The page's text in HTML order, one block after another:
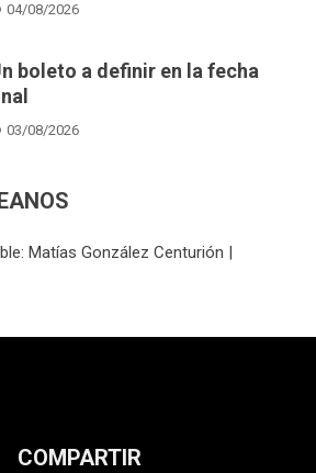
04/08/2026
boleto a definir en la fecha
03/08/2026
Matías González Centurión |
COMPARTIR